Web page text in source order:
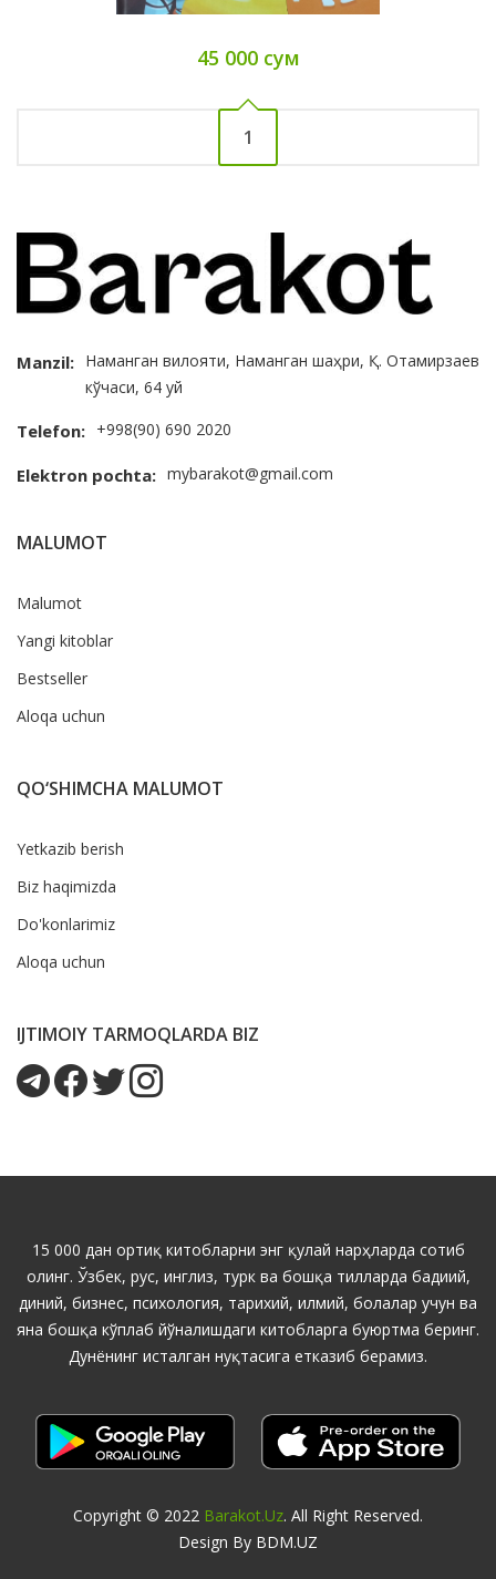
45 000 сум
1
Manzil: Наманган вилояти, Наманган шаҳри, Қ. Отамирзаев
кўчаси, 64 уй
Telefon: +998(90) 690 2020
Elektron pochta: mybarakot@gmail.com
MALUMOT
Malumot
Yangi kitoblar
Bestseller
Aloqa uchun
QO‘SHIMCHA MALUMOT
Yetkazib berish
Biz haqimizda
Do'konlarimiz
Aloqa uchun
IJTIMOIY TARMOQLARDA BIZ
15 000 дан ортиқ китобларни энг қулай нарҳларда сотиб
олинг. Ўзбек, рус, инглиз, турк ва бошқа тилларда бадиий,
диний, бизнес, психология, тарихий, илмий, болалар учун ва
яна бошқа кўплаб йўналишдаги китобларга буюртма беринг.
Дунёнинг исталган нуқтасига етказиб берамиз.
Copyright © 2022 Barakot.uz. All Right Reserved.
Design By BDM.UZ